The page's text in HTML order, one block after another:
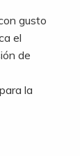
gusto
el
de
la